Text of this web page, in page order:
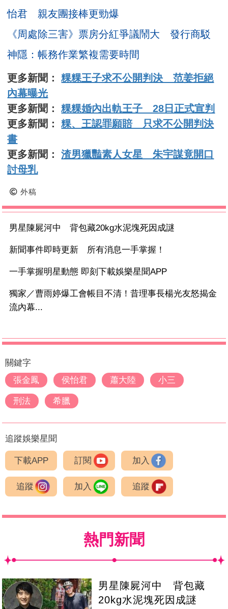
怡君 親友團接棒更勁爆
《周處除三害》票房分紅爭議鬧大 發行商駁
神隱：帳務作業繁複需要時間
更多新聞：粿粿王子求不公開判決 范姜拒絕
內幕曝光
更多新聞：粿粿婚內出軌王子 28日正式宣判
更多新聞：粿、王認罪願賠 只求不公開判決
書
更多新聞：渣男獵豔素人女星 朱宇謀竟開口
討母乳
外稿
男星陳屍河中 背包藏20kg水泥塊死因成謎
新聞事件即時更新 所有消息一手掌握！
一手掌握明星動態 即刻下載娛樂星聞APP
獨家／曹雨婷爆工會帳目不清！昔理事長楊光友怒揭金
流內幕...
關鍵字
張金鳳
侯怡君 蕭大陸 小三
刑法 希臘
追蹤娛樂星聞
下載APP 訂閱 加入
追蹤 加入 追蹤
熱門新聞
男星陳屍河中 背包藏
20kg水泥塊死因成謎